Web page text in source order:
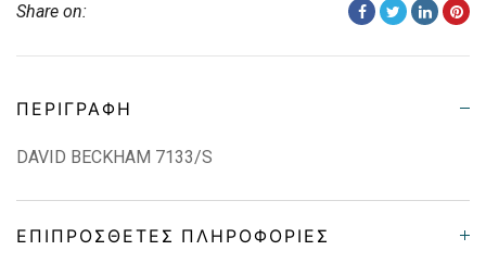
Share on:
ΠΕΡΙΓΡΑΦΉ
DAVID BECKHAM 7133/S
ΕΠΙΠΡΌΣΘΕΤΕΣ ΠΛΗΡΟΦΟΡΊΕΣ